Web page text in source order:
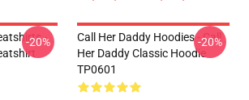
-
-20%
Call Her Daddy Hoodies - Call
Her Daddy Classic Hoodie
TP0601
-20%